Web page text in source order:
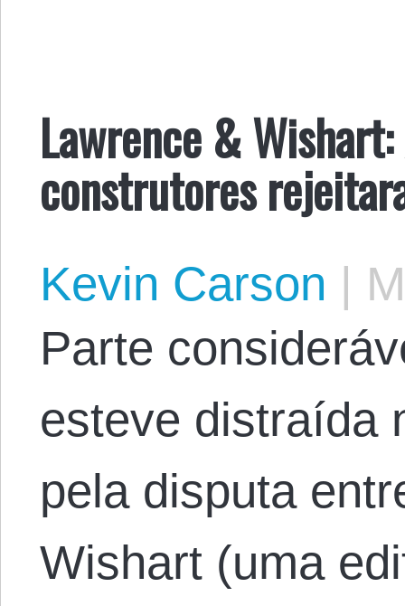
Lawrence &
construtores
Kevin Carson |
Parte
esteve distraída
pela disputa
Wishart (uma